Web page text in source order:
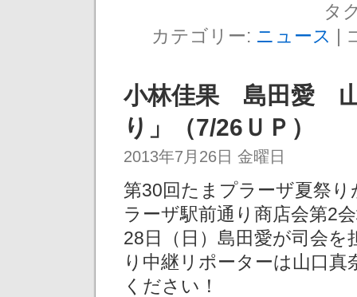
タ
カテゴリー: ニュース |
小林佳果 島田愛 山
り」（7/26ＵＰ）
2013年7月26日 金曜日
第30回たまプラーザ夏祭
ラーザ駅前通り商店会第2
28日（日）島田愛が司会
り中継リポーターは山口
ください！